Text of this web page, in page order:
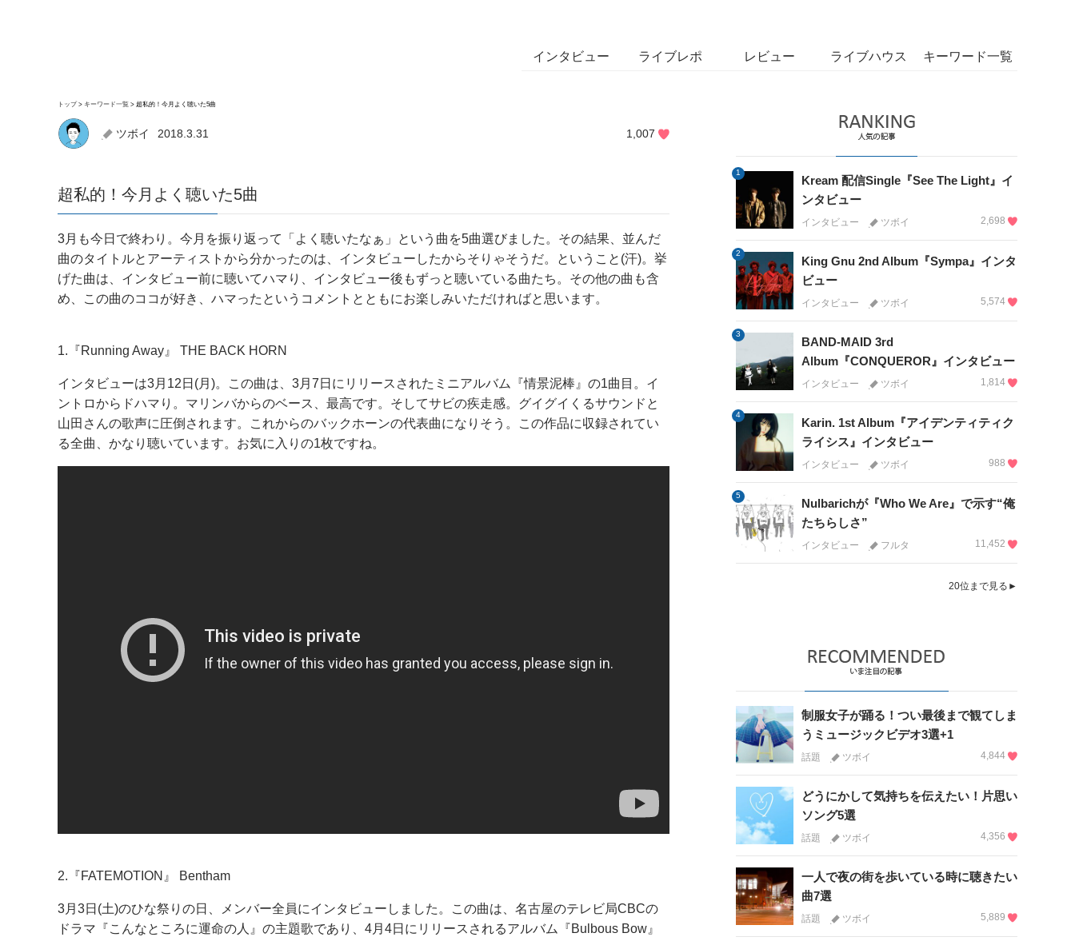
インタビュー ライブレポ レビュー ライブハウス キーワード一覧
トップ キーワード一覧 超私的！今月よく聴いた5曲
ツボイ 2018.3.31 1,007
超私的！今月よく聴いた5曲
3月も今日で終わり。今月を振り返って「よく聴いたなぁ」という曲を5曲選びました。その結果、並んだ
曲のタイトルとアーティストから分かったのは、インタビューしたからそりゃそうだ。ということ(汗)。挙
げた曲は、インタビュー前に聴いてハマり、インタビュー後もずっと聴いている曲たち。その他の曲も含
め、この曲のココが好き、ハマったというコメントとともにお楽しみいただければと思います。
1.『Running Away』 THE BACK HORN
インタビューは3月12日(月)。この曲は、3月7日にリリースされたミニアルバム『情景泥棒』の1曲目。イ
ントロからドハマり。マリンバからのベース、最高です。そしてサビの疾走感。グイグイくるサウンドと
山田さんの歌声に圧倒されます。これからのバックホーンの代表曲になりそう。この作品に収録されてい
る全曲、かなり聴いています。お気に入りの1枚ですね。
2.『FATEMOTION』 Bentham
3月3日(土)のひな祭りの日、メンバー全員にインタビューしました。この曲は、名古屋のテレビ局CBCの
ドラマ『こんなところに運命の人』の主題歌であり、4月4日にリリースされるアルバム『Bulbous Bow』
1
Kream 配信Single『See The Light』イ
ンタビュー
インタビュー ツボイ 2,698
2
King Gnu 2nd Album『Sympa』インタ
ビュー
インタビュー ツボイ 5,574
3
BAND-MAID 3rd
Album『CONQUEROR』インタビュー
インタビュー ツボイ 1,814
4
Karin. 1st Album『アイデンティティク
ライシス』インタビュー
インタビュー ツボイ 988
5
Nulbarichが『Who We Are』で示す“俺
たちらしさ”
インタビュー フルタ 11,452
20位まで見る►
制服女子が踊る！つい最後まで観てしま
うミュージックビデオ3選+1
話題 ツボイ 4,844
どうにかして気持ちを伝えたい！片思い
ソング5選
話題 ツボイ 4,356
一人で夜の街を歩いている時に聴きたい
曲7選
話題 ツボイ 5,889